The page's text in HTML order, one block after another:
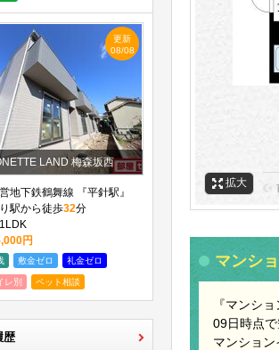
更新
08/08
LAND 梅森坂西
地下鉄鶴舞線 『平針駅』
駅から徒歩32分
円
敷金ゼロ 礼金ゼロ
レ別 ペット相談
歴
拡大
マンシ
『マンシ
09日時点で
マンショ